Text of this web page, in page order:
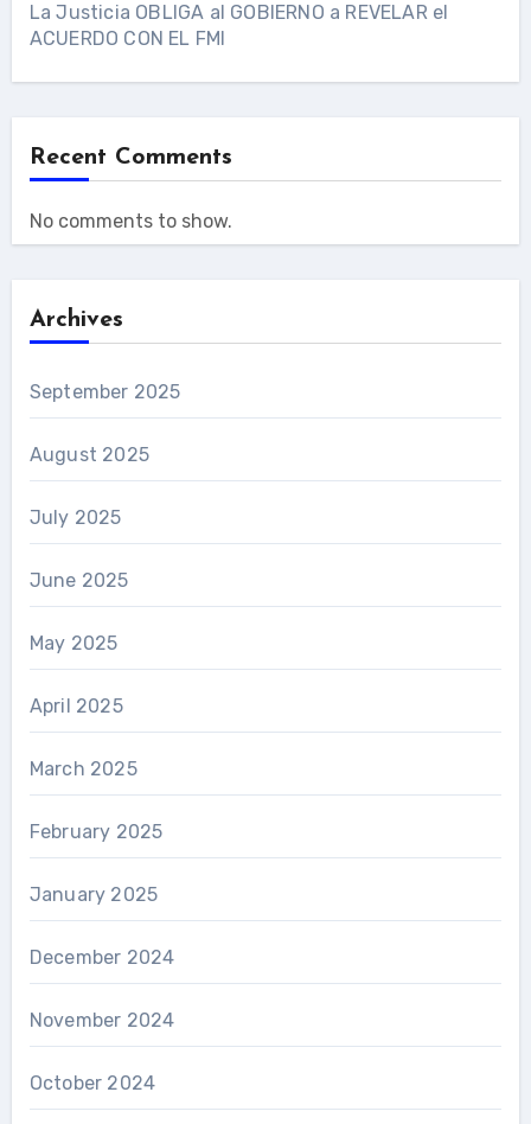
La Justicia OBLIGA al GOBIERNO a REVELAR el
ACUERDO CON EL FMI
Recent Comments
No comments to show.
Archives
September 2025
August 2025
July 2025
June 2025
May 2025
April 2025
March 2025
February 2025
January 2025
December 2024
November 2024
October 2024